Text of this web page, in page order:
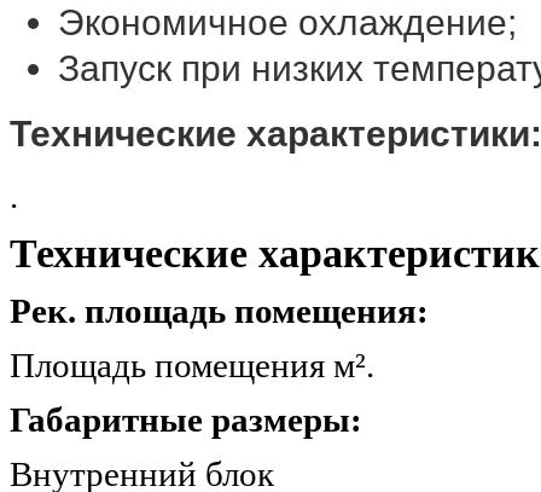
Экономичное охлаждение;
Запуск при низких
Технические характеристики:
.
Технические
Рек. площадь помещения:
Площадь
Габаритные размеры:
Внутренний блок